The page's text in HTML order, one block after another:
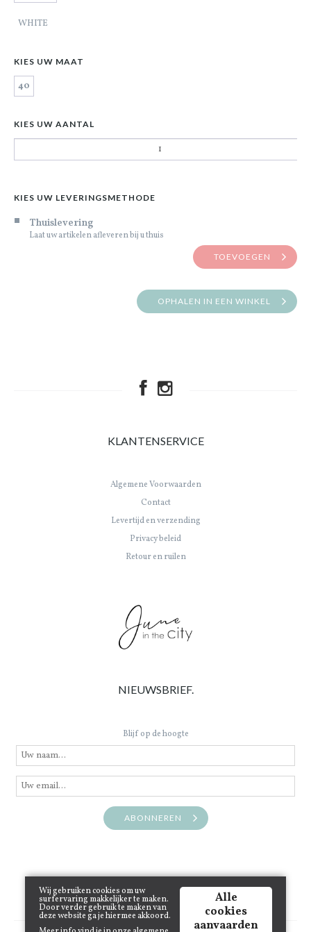
WHITE
KIES UW MAAT
40
KIES UW AANTAL
KIES UW LEVERINGSMETHODE
Thuislevering
Laat uw artikelen afleveren bij u thuis
TOEVOEGEN
OPHALEN IN EEN WINKEL
KLANTENSERVICE
Algemene Voorwaarden
Contact
Levertijd en verzending
Privacy beleid
Retour en ruilen
NIEUWSBRIEF.
Blijf op de hoogte
ABONNEREN
Wij gebruiken cookies om uw
surfervaring makkelijker te maken.
Door verder gebruik te maken van
deze website ga je hiermee akkoord.
Alle
cookies
aanvaarden